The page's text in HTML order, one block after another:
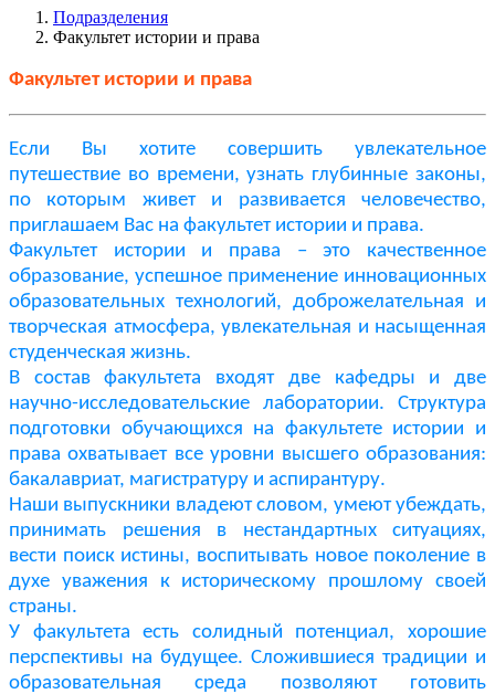
Подразделения
Факультет истории и права
Факультет истории и права
Если Вы хотите совершить увлекательное
путешествие во времени, узнать глубинные законы,
по которым живет и развивается человечество,
приглашаем Вас на факультет истории и права.
Факультет истории и права – это качественное
образование, успешное применение инновационных
образовательных технологий, доброжелательная и
творческая атмосфера, увлекательная и насыщенная
студенческая жизнь.
В состав факультета входят две кафедры и две
научно-исследовательские лаборатории. Структура
подготовки обучающихся на факультете истории и
права охватывает все уровни высшего образования:
бакалавриат, магистратуру и аспирантуру.
Наши выпускники владеют словом, умеют убеждать,
принимать решения в нестандартных ситуациях,
вести поиск истины, воспитывать новое поколение в
духе уважения к историческому прошлому своей
страны.
У факультета есть солидный потенциал, хорошие
перспективы на будущее. Сложившиеся традиции и
образовательная среда позволяют готовить